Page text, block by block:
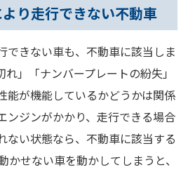
り走行できない不動車
できない車も、不動車に該当しま
」「ナンバープレートの紛失」
能が機能しているかどうかは関係
ンジンがかかり、走行できる場合
ない状態なら、不動車に該当する
かせない車を動かしてしまうと、